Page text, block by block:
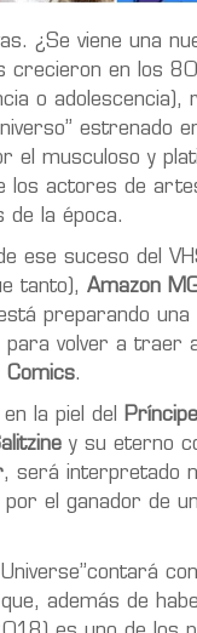
¿Se viene una
crecieron en los
o adolescencia),
estrenado
el musculoso y
los actores de
de la época.
ese suceso del
tanto), Amazon
preparando una
volver a traer
Comics.
la piel del
y su eterno
, será interpretado
el ganador de
además de